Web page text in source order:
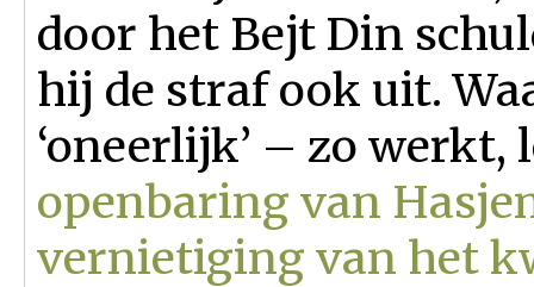
door het Bejt Din
hij de straf ook uit.
‘oneerlijk’ – zo werkt,
openbaring van
vernietiging van het